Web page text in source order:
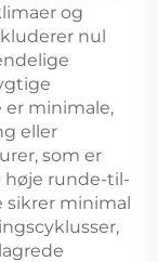
og
nul
er minimale,
eller
som er
høje runde-til-
sikrer minimal